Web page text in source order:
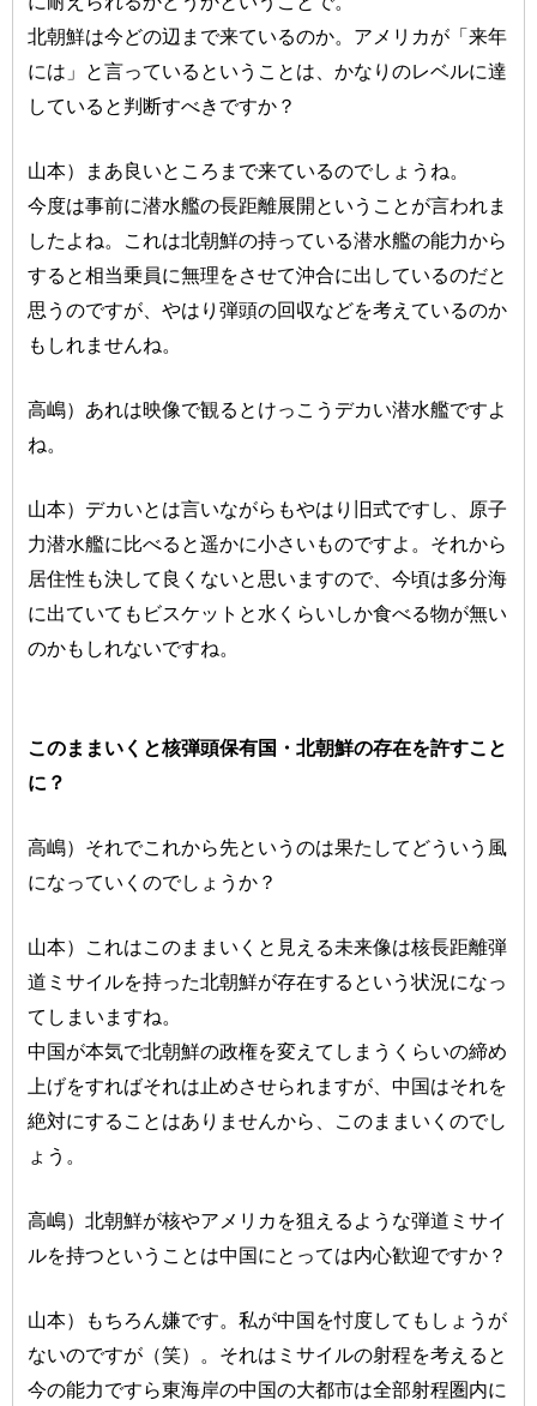
北朝鮮は今どの辺まで来ているのか。アメリカが「来年
には」と言っているということは、かなりのレベルに達
していると判断すべきですか？
山本）まあ良いところまで来ているのでしょうね。
今度は事前に潜水艦の長距離展開ということが言われま
したよね。これは北朝鮮の持っている潜水艦の能力から
すると相当乗員に無理をさせて沖合に出しているのだと
思うのですが、やはり弾頭の回収などを考えているのか
もしれませんね。
高嶋）あれは映像で観るとけっこうデカい潜水艦ですよ
ね。
山本）デカいとは言いながらもやはり旧式ですし、原子
力潜水艦に比べると遥かに小さいものですよ。それから
居住性も決して良くないと思いますので、今頃は多分海
に出ていてもビスケットと水くらいしか食べる物が無い
のかもしれないですね。
このままいくと核弾頭保有国・北朝鮮の存在を許すこと
に？
高嶋）それでこれから先というのは果たしてどういう風
になっていくのでしょうか？
山本）これはこのままいくと見える未来像は核長距離弾
道ミサイルを持った北朝鮮が存在するという状況になっ
てしまいますね。
中国が本気で北朝鮮の政権を変えてしまうくらいの締め
上げをすればそれは止めさせられますが、中国はそれを
絶対にすることはありませんから、このままいくのでし
ょう。
高嶋）北朝鮮が核やアメリカを狙えるような弾道ミサイ
ルを持つということは中国にとっては内心歓迎ですか？
山本）もちろん嫌です。私が中国を忖度してもしょうが
ないのですが（笑）。それはミサイルの射程を考えると
今の能力ですら東海岸の中国の大都市は全部射程圏内に